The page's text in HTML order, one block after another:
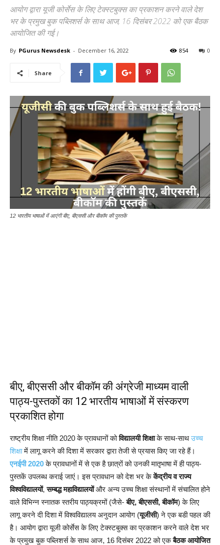
आयोग द्वारा यूजी कोर्सेस के लिए टेक्स्टबुक्स का प्रकाशन करने वाले देश
भर के प्रमुख बुक पब्लिशर्स के साथ आज, 16 दिसंबर 2022 को एक बैठक
आयोजित की गई।
By PGurus Newsdesk - December 16, 2022 0
854
Share
12 भारतीय भाषाओं में आएंगी बीए, बीएससी और बीकॉम की पुस्तकें
बीए, बीएससी और बीकॉम की अंग्रेजी माध्यम वाली
पाठ्य-पुस्तकों का 12 भारतीय भाषाओं में संस्करण
प्रकाशित होगा
राष्ट्रीय शिक्षा नीति 2020 के प्रावधानों कोविद्यालयी शिक्षाके साथ-साथउच्च
शिक्षामें लागू करने की दिशा में सरकार द्वारा तेजी से प्रयास किए जा रहे हैं।
एनईपी 2020के प्रावधानों में से एक है छात्रों को उनकी मातृभाषा में ही पाठ्य-
पुस्तकें उपलब्ध कराई जाएं। इस प्रावधान को देश भर केकेंद्रीय व राज्य
विश्वविद्यालयों,सम्बद्ध महाविद्यालयोंऔर अन्य उच्च शिक्षा संस्थानों में संचालित होने
वाले विभिन्न स्नातक स्तरीय पाठ्यक्रमों (जैसे-बीए, बीएससी, बीकॉम) के लिए
लागू करने दी दिशा में विश्वविद्यालय अनुदान आयोग (यूजीसी) ने एक बडी पहल की
है। आयोग द्वारा यूजी कोर्सेस के लिए टेक्स्टबुक्स का प्रकाशन करने वाले देश भर
के प्रमुख बुक पब्लिशर्स के साथ आज, 16 दिसंबर 2022 को एकबैठक आयोजित